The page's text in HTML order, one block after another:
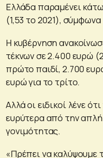
Ελλάδα παραμένει
(1,53 το 2021),
Η κυβέρνηση
τέκνων σε 2.400 ευρώ
πρώτο παιδί, 2.700
ευρώ για το τρίτο.
Αλλά οι ειδικοί λένε
ευρύτερα από την
γονιμότητας.
«Πρέπει να καλύψουμε